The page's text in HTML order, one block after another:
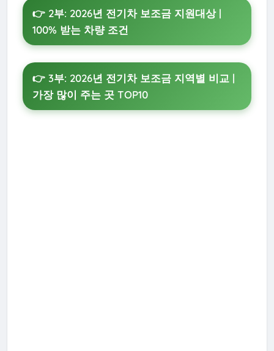
👉 2부: 2026년 전기차 보조금 지원대상 |
100% 받는 차량 조건
👉 3부: 2026년 전기차 보조금 지역별 비교 |
가장 많이 주는 곳 TOP10